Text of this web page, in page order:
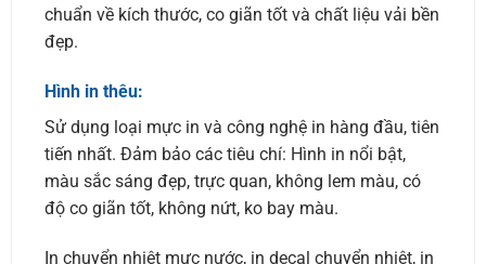
chuẩn về kích thước, co giãn tốt và chất liệu vải bền
đẹp.
Hình in thêu:
Sử dụng loại mực in và công nghệ in hàng đầu, tiên
tiến nhất. Đảm bảo các tiêu chí: Hình in nổi bật,
màu sắc sáng đẹp, trực quan, không lem màu, có
độ co giãn tốt, không nứt, ko bay màu.
In chuyển nhiệt mực nước, in decal chuyển nhiệt, in